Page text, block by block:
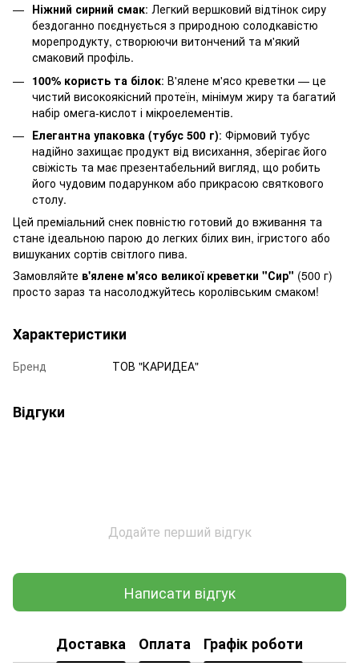
Ніжний сирний смак: Легкий вершковий відтінок сиру
бездоганно поєднується з природною солодкавістю
морепродукту, створюючи витончений та м'який
смаковий профіль.
100% користь та білок: В'ялене м'ясо креветки — це
чистий високоякісний протеїн, мінімум жиру та багатий
набір омега-кислот і мікроелементів.
Елегантна упаковка (тубус 500 г): Фірмовий тубус
надійно захищає продукт від висихання, зберігає його
свіжість та має презентабельний вигляд, що робить
його чудовим подарунком або прикрасою святкового
столу.
Цей преміальний снек повністю готовий до вживання та
стане ідеальною парою до легких білих вин, ігристого або
вишуканих сортів світлого пива.
Замовляйте в'ялене м'ясо великої креветки "Сир" (500 г)
просто зараз та насолоджуйтесь королівським смаком!
Характеристики
Бренд ТОВ "КАРИДЕА"
Відгуки
Додайте перший відгук
Написати відгук
Доставка Оплата Графік роботи